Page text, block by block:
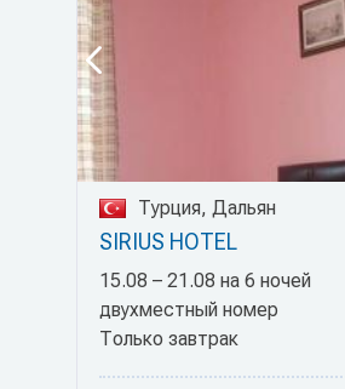
Турция, Дальян
SIRIUS HOTEL
15.08 – 21.08 на 6 ночей
двухместный номер
Только завтрак